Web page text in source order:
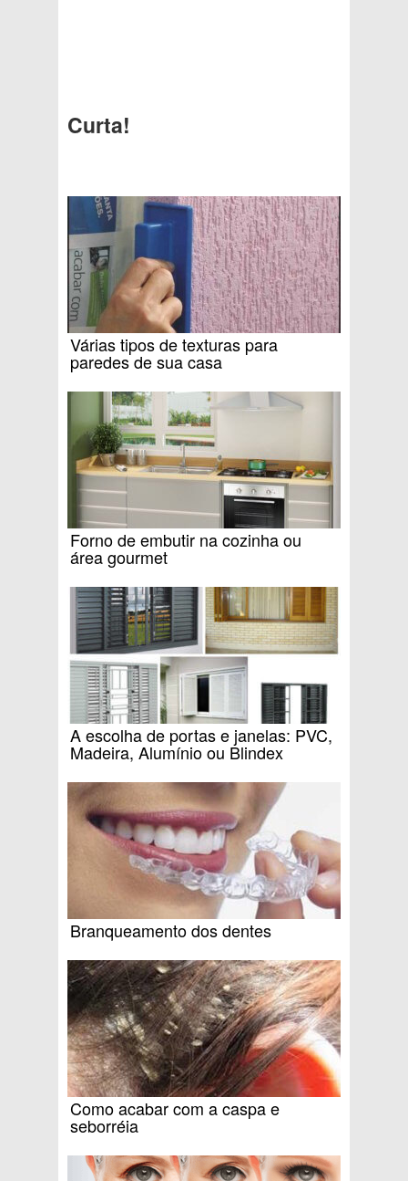
Curta!
Várias tipos de texturas para
paredes de sua casa
Forno de embutir na cozinha ou
área gourmet
A escolha de portas e janelas: PVC,
Madeira, Alumínio ou Blindex
Branqueamento dos dentes
Como acabar com a caspa e
seborréia